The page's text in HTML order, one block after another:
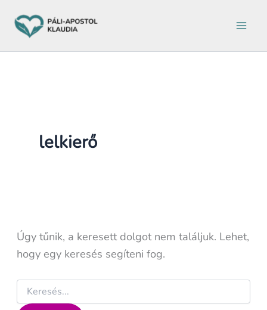
tartalomra
lelkierő
Úgy tűnik, a keresett dolgot nem találjuk. Lehet,
hogy egy keresés segíteni fog.
erre: